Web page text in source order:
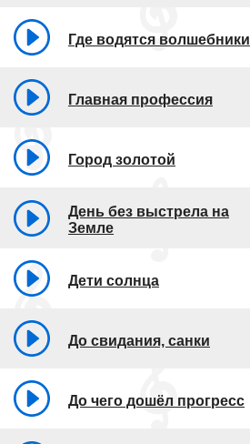
Где водятся волшебники
Главная профессия
Город золотой
День без выстрела на
Земле
Дети солнца
До свидания, санки
До чего дошёл прогресс